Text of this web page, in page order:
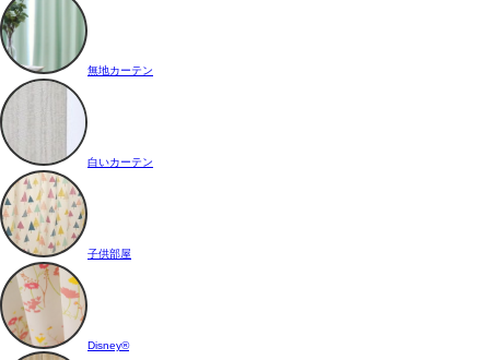
無地カーテン
白いカーテン
子供部屋
Disney®